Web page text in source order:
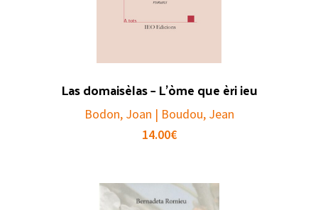
Las domaisèlas – L’òme que èri ieu
Bodon, Joan | Boudou, Jean
14.00€